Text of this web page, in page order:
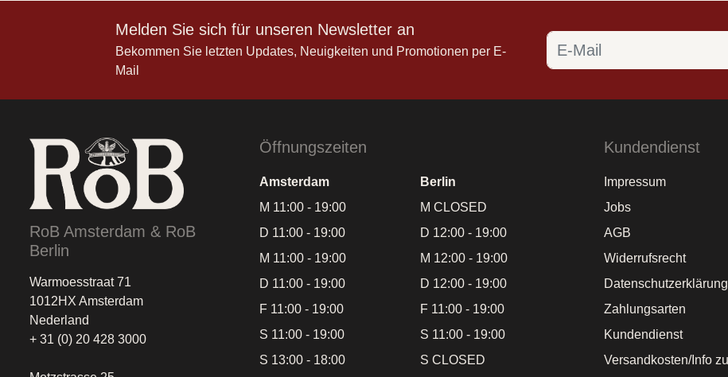
Melden Sie sich für unseren Newsletter an
Bekommen Sie letzten Updates, Neuigkeiten und Promotionen per E-
Mail
RoB Amsterdam & RoB
Berlin
Warmoesstraat 71
1012HX Amsterdam
Nederland
+ 31 (0) 20 428 3000
Öffnungszeiten
Amsterdam
Berlin
M 11:00 - 19:00
D 11:00 - 19:00
M 11:00 - 19:00
D 11:00 - 19:00
F 11:00 - 19:00
S 11:00 - 19:00
S 13:00 - 18:00
M CLOSED
D 12:00 - 19:00
M 12:00 - 19:00
D 12:00 - 19:00
F 11:00 - 19:00
S 11:00 - 19:00
S CLOSED
Kundendienst
Impressum
Jobs
AGB
Widerrufsrecht
Datenschutzerklärung
Zahlungsarten
Kundendienst
Versandkosten/Info